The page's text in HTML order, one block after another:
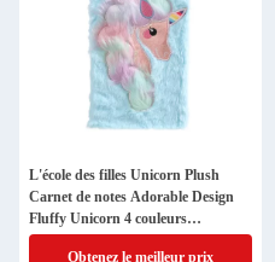
L'école des filles Unicorn Plush
Carnet de notes Adorable Design
Fluffy Unicorn 4 couleurs
personnalisé
Obtenez le meilleur prix